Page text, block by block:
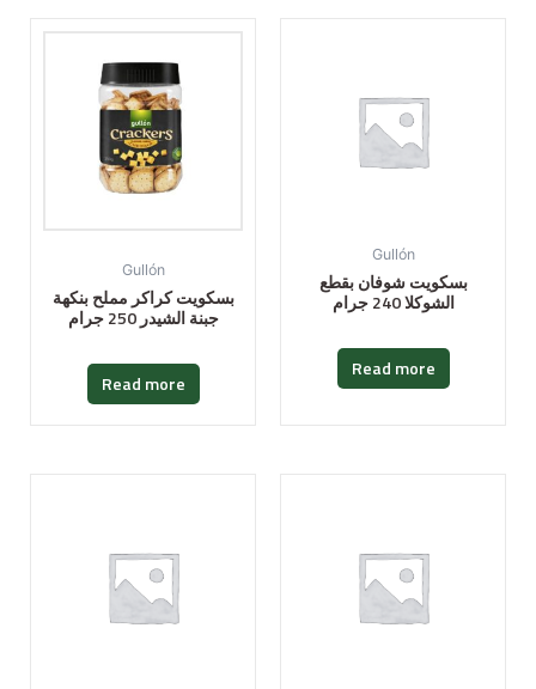
Gullón
بسكويت كراكر مملح بنكهة
جبنة الشيدر 250 جرام
Read more
Gullón
بسكويت شوفان بقطع
الشوكلا 240 جرام
Read more